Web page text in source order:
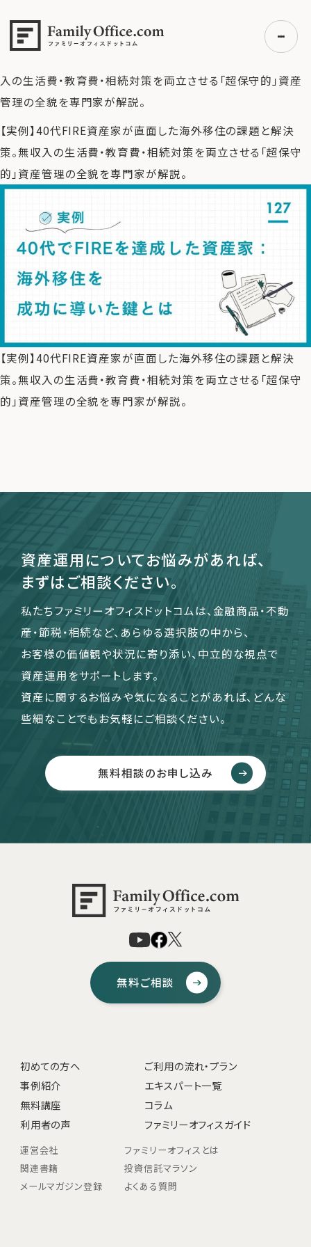
初めての方へ
ご利用の流れ・プラン
事例紹介
エキスパート一覧
無料講座
コラム
利用者の声
無料ご相談 ログイン
運営会社
ファミリーオフィスとは
関連書籍
を達成した資産家：海外移住を成功に導いた鍵とは
>
【実例】
入の生活費・教育費・相続対策を両立させる「超保守的」資産
管理の全貌を専門家が解説。
【実例】40代FIRE資産家が直面した海外移住の課題と解決
策。無収入の生活費・教育費・相続対策を両立させる「超保守
的」資産管理の全貌を専門家が解説。
【実例】40代FIRE資産家が直面した海外移住の課題と解決
策。無収入の生活費・教育費・相続対策を両立させる「超保守
的」資産管理の全貌を専門家が解説。
資産運用についてお悩みがあれば、
まずはご相談ください。
私たちファミリーオフィスドットコムは、金融商品・不動
産・節税・相続など、あらゆる選択肢の中から、
お客様の価値観や状況に寄り添い、中立的な視点で
資産運用をサポートします。
資産に関するお悩みや気になることがあれば、どんな
些細なことでもお気軽にご相談ください。
無料相談のお申し込み
無料ご相談
初めての方へ
ご利用の流れ・プラン
事例紹介
エキスパート一覧
無料講座
コラム
利用者の声
ファミリーオフィスガイド
運営会社
ファミリーオフィスとは
関連書籍
投資信託マラソン
メールマガジン登録
よくある質問